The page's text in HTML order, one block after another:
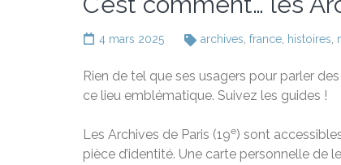
4 mars 2025 archives, france, histoires,
Rien de tel que ses usagers pour parler
ce lieu emblématique. Suivez les guides !
Les Archives de Paris (19e) sont
pièce d’identité. Une carte personnelle de